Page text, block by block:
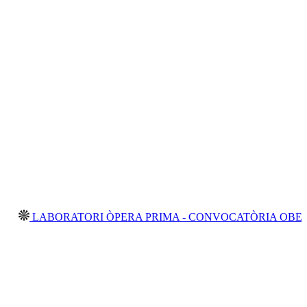
ÒPERA PRIMA - CONVOCATÒRIA OBERTA 2026